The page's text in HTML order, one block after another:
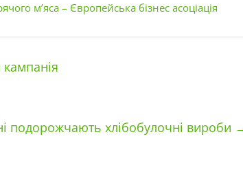
м’яса – Європейська бізнес асоціація
подорожчають хлібобулочні вироби